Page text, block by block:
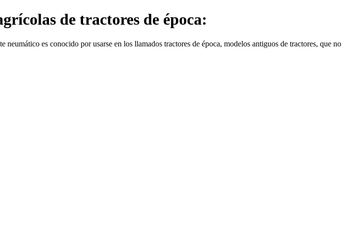
de tractores de época:
es conocido por usarse en los llamados tractores de época, modelos antiguos de tractores, que no